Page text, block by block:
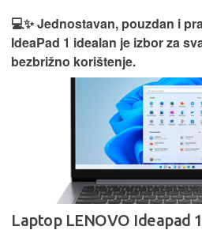
💻✨ Jednostavan, pouzdan i
IdeaPad 1 idealan je izbor za
bezbrižno korištenje.
Laptop LENOVO Ideapad